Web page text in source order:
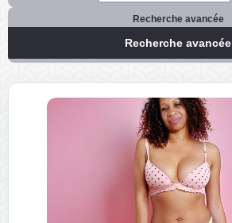
Recherche avancée
Recherche avancée